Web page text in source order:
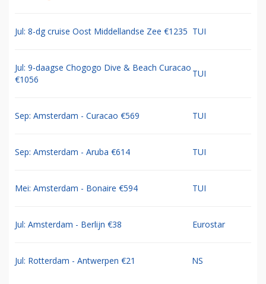
Jul: 8-dg cruise Oost Middellandse Zee €1235 TUI
Jul: 9-daagse Chogogo Dive & Beach Curacao
€1056
TUI
Sep: Amsterdam - Curacao €569 TUI
Sep: Amsterdam - Aruba €614 TUI
Mei: Amsterdam - Bonaire €594 TUI
Jul: Amsterdam - Berlijn €38 Eurostar
Jul: Rotterdam - Antwerpen €21 NS